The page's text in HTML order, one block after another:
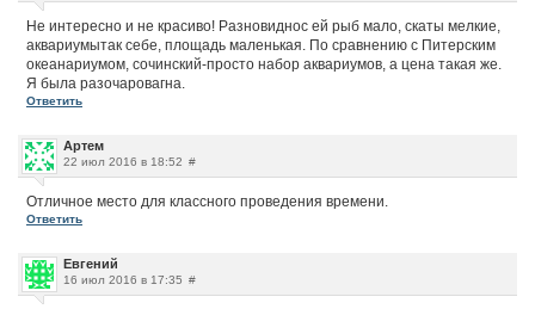
Не интересно и не красиво! Разновиднос ей рыб мало, скаты мелкие,
аквариумытак себе, площадь маленькая. По сравнению с Питерским
океанариумом, сочинский-просто набор аквариумов, а цена такая же.
Я была разочаровагна.
Ответить
Артем
22 июл 2016 в 18:52 #
Отличное место для классного проведения времени.
Ответить
Евгений
16 июл 2016 в 17:35 #